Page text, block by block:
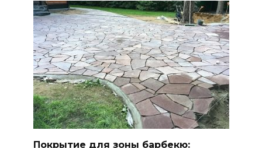
Покрытие для зоны барбекю: